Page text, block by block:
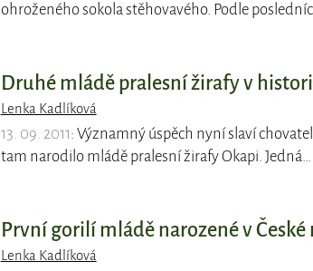
ohroženého sokola stěhovavého. Podle
Druhé mládě pralesní žirafy v
Lenka Kadlíková
13. 09. 2011: Významný úspěch nyní slaví
tam narodilo mládě pralesní žirafy Okapi. Jedná…
První gorilí mládě narozené v České
Lenka Kadlíková